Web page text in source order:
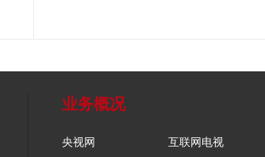
业务概况
央视网 互联网电视